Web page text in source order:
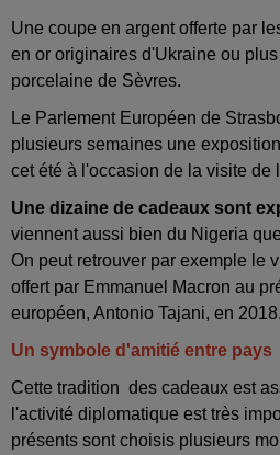
Une coupe en argent offerte par
en or originaires d'Ukraine ou
porcelaine de Sèvres.
Le Parlement Européen de
plusieurs semaines une
cet été à l'occasion de la visite de
Une dizaine de cadeaux sont
viennent aussi bien du Nigeria
On peut retrouver par exemple le
offert par Emmanuel Macron au
européen, Antonio Tajani, en 2018.
Un symbole d'amitié entre pays
Cette tradition des cadeaux est
l'activité diplomatique est très
présents sont choisis plusieurs